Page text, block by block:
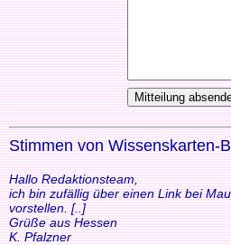
Stimmen von Wissenskarten-
Hallo Redaktionsteam,
ich bin zufällig über einen Link bei
vorstellen. [..]
Grüße aus Hessen
K. Pfalzner